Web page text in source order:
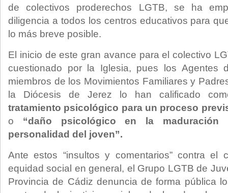
de colectivos proderechos LGTB, se ha
diligencia a todos los centros educativos para
lo más breve posible.
El inicio de este gran avance para el colectivo
cuestionado por la Iglesia, pues los Agentes
miembros de los Movimientos Familiares y
la Diócesis de Jerez lo han calificado
tratamiento psicológico para un proceso
o “daño psicológico en la
personalidad del joven”.
Ante estos “insultos y comentarios” contra el
equidad social en general, el Grupo LGTB de
Provincia de Cádiz denuncia de forma pública